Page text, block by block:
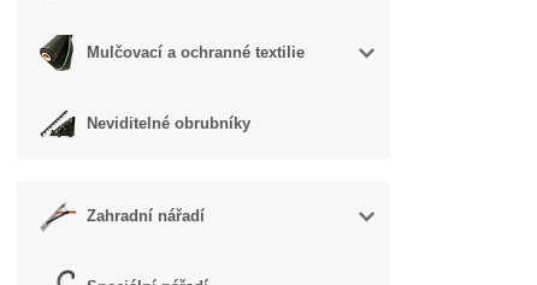
Mulčovací a ochranné textilie
Neviditelné obrubníky
Zahradní nářadí